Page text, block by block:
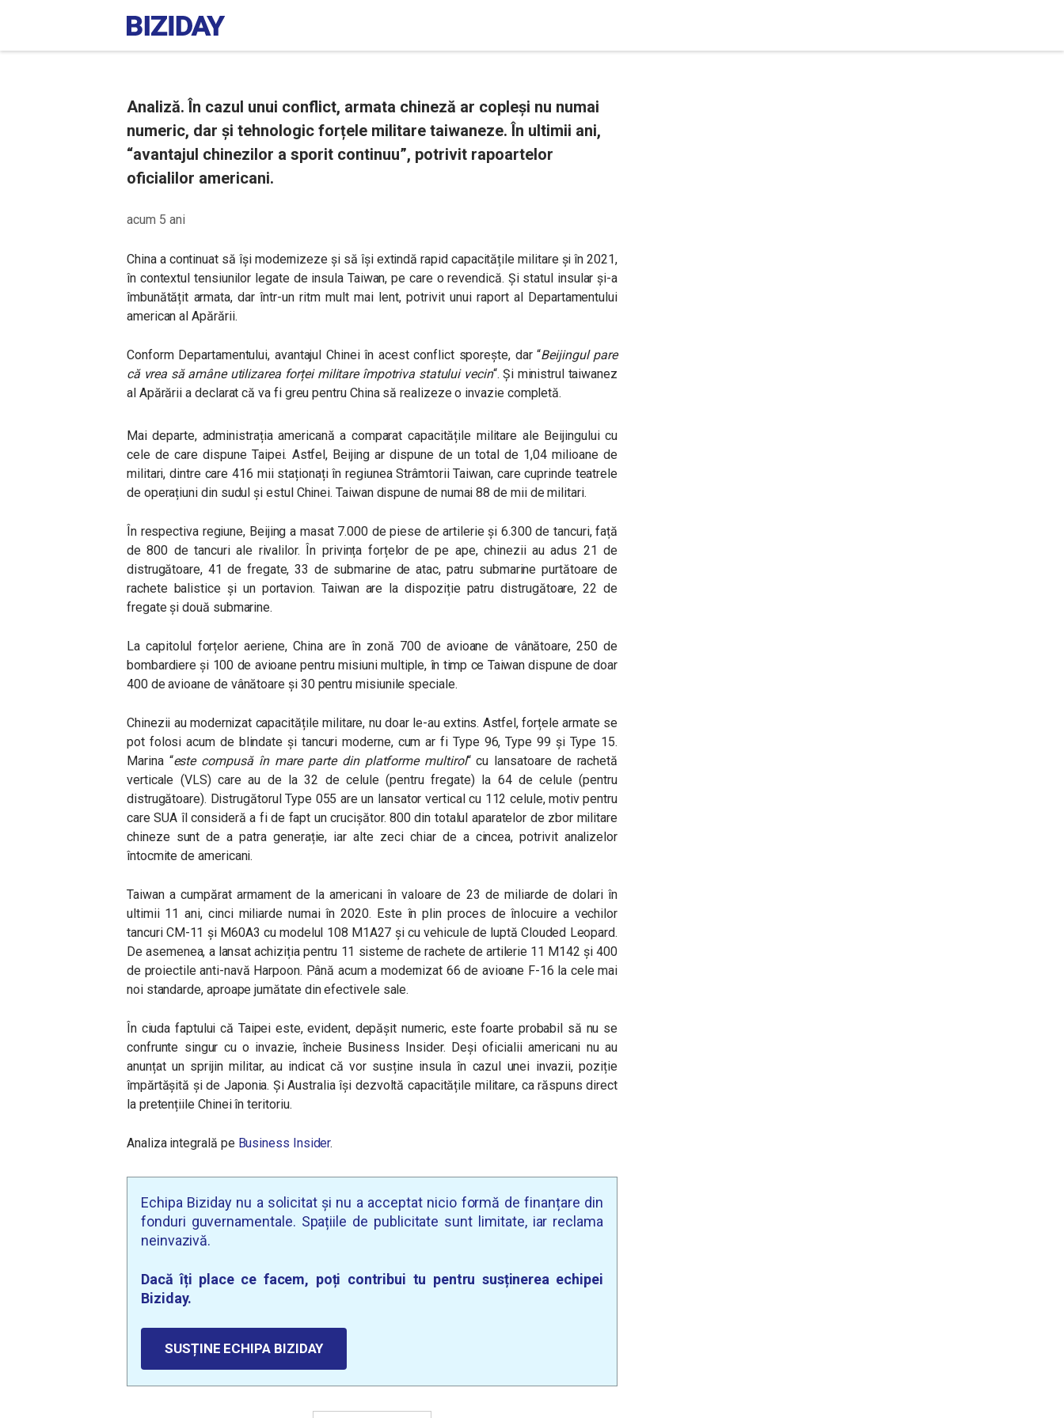
Analiză. În cazul unui conflict, armata chineză ar copleși nu numai
numeric, dar și tehnologic forțele militare taiwaneze. În ultimii ani,
“avantajul chinezilor a sporit continuu”, potrivit rapoartelor
oficialilor americani.
acum 5 ani
China a continuat să își modernizeze și să își extindă rapid capacitățile militare și în 2021,
în contextul tensiunilor legate de insula Taiwan, pe care o revendică. Și statul insular și-a
îmbunătățit armata, dar într-un ritm mult mai lent, potrivit unui raport al Departamentului
american al Apărării.
Conform Departamentului, avantajul Chinei în acest conflict sporește, dar“Beijingul pare
că vrea să amâne utilizarea forței militare împotriva statului vecin“. Și ministrul taiwanez
al Apărării a declarat că va fi greu pentru China să realizeze o invazie completă.
Mai departe, administrația americană a comparat capacitățile militare ale Beijingului cu
cele de care dispune Taipei. Astfel, Beijing ar dispune de un total de 1,04 milioane de
militari, dintre care 416 mii staționați în regiunea Strâmtorii Taiwan, care cuprinde teatrele
de operațiuni din sudul și estul Chinei. Taiwan dispune de numai 88 de mii de militari.
În respectiva regiune, Beijing a masat 7.000 de piese de artilerie și 6.300 de tancuri, față
de 800 de tancuri ale rivalilor. În privința forțelor de pe ape, chinezii au adus 21 de
distrugătoare, 41 de fregate, 33 de submarine de atac, patru submarine purtătoare de
rachete balistice și un portavion. Taiwan are la dispoziție patru distrugătoare, 22 de
fregate și două submarine.
La capitolul forțelor aeriene, China are în zonă 700 de avioane de vânătoare, 250 de
bombardiere și 100 de avioane pentru misiuni multiple, în timp ce Taiwan dispune de doar
400 de avioane de vânătoare și 30 pentru misiunile speciale.
Chinezii au modernizat capacitățile militare, nu doar le-au extins. Astfel, forțele armate se
pot folosi acum de blindate și tancuri moderne, cum ar fi Type 96, Type 99 și Type 15.
Marina “este compusă în mare parte din platforme multirol“cu lansatoare de rachetă
verticale (VLS) care au de la 32 de celule (pentru fregate) la 64 de celule (pentru
distrugătoare). Distrugătorul Type 055 are un lansator vertical cu 112 celule, motiv pentru
care SUA îl consideră a fi de fapt un crucișător. 800 din totalul aparatelor de zbor militare
chineze sunt de a patra generație, iar alte zeci chiar de a cincea, potrivit analizelor
întocmite de americani.
Taiwan a cumpărat armament de la americani în valoare de 23 de miliarde de dolari în
ultimii 11 ani, cinci miliarde numai în 2020. Este în plin proces de înlocuire a vechilor
tancuri CM-11 și M60A3 cu modelul 108 M1A27 și cu vehicule de luptă Clouded Leopard.
De asemenea, a lansat achiziția pentru 11 sisteme de rachete de artilerie 11 M142 și 400
de proiectile anti-navă Harpoon. Până acum a modernizat 66 de avioane F-16 la cele mai
noi standarde, aproape jumătate din efectivele sale.
În ciuda faptului că Taipei este, evident, depășit numeric, este foarte probabil să nu se
confrunte singur cu o invazie, încheie Business Insider. Deși oficialii americani nu au
anunțat un sprijin militar, au indicat că vor susține insula în cazul unei invazii, poziție
împărtășită și de Japonia. Și Australia își dezvoltă capacitățile militare, ca răspuns direct
la pretențiile Chinei în teritoriu.
Analiza integrală pe Business Insider.
Echipa Biziday nu a solicitat și nu a acceptat nicio formă de finanțare din
fonduri guvernamentale. Spațiile de publicitate sunt limitate, iar reclama
neinvazivă.
Dacă îți place ce facem, poți contribui tu pentru susținerea echipei
Biziday.
SUSȚINE ECHIPA BIZIDAY